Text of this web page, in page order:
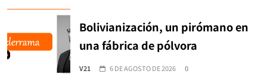
Bolivianización, un pirómano en
una fábrica de pólvora
V21 6 DE AGOSTO DE 2026 0